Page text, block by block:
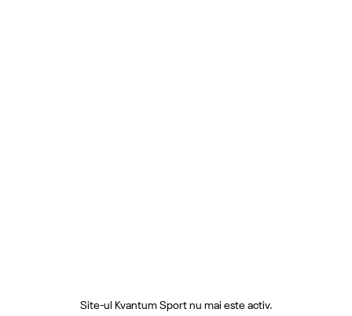
Site-ul Kvantum Sport nu mai este activ.